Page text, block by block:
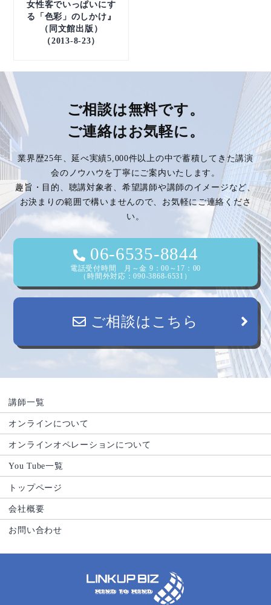
女性客でいっぱいにす
る「色彩」のしかけ』
（同文館出版）
（2013-8-23）
ご相談は無料です。
ご連絡はお気軽に。
業界歴25年、延べ実績5,000件以上の中で蓄積してきた講演
会のノウハウを丁寧にご案内いたします。
趣旨・目的、聴講対象者、希望講師や講師のイメージなど、
お決まりの範囲で構いませんので、お気軽にご連絡くださ
い。
06-6535-8844
電話受付時間 月～金 9：00～17：00
（時間外対応：090-3868-6531）
ご相談はこちら
講師一覧
オンラインについて
オンラインオペレーションについて
You Tube一覧
トップページ
会社概要
お問い合わせ